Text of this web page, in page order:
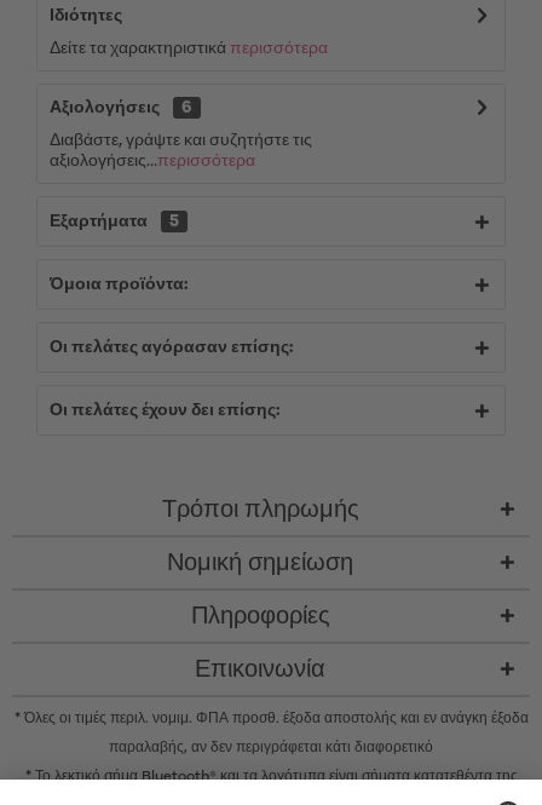
Ιδιότητες
Δείτε τα χαρακτηριστικά περισσότερα
Αξιολογήσεις
6
Διαβάστε, γράψτε και συζητήστε τις
αξιολογήσεις...περισσότερα
Εξαρτήματα 5
Όμοια προϊόντα:
Οι πελάτες αγόρασαν επίσης:
Οι πελάτες έχουν δει επίσης:
Τρόποι πληρωμής
Νομική σημείωση
Πληροφορίες
Επικοινωνία
* Όλες οι τιμές περιλ. νομιμ. ΦΠΑ προσθ. έξοδα αποστολής και εν ανάγκη έξοδα
παραλαβής, αν δεν περιγράφεται κάτι διαφορετικό
* Το λεκτικό σήμα Bluetooth® και τα λογότυπα είναι σήματα κατατεθέντα της